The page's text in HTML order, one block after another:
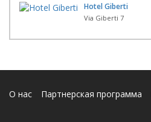
Hotel Giberti
Via Giberti 7
О нас Партнерская программа